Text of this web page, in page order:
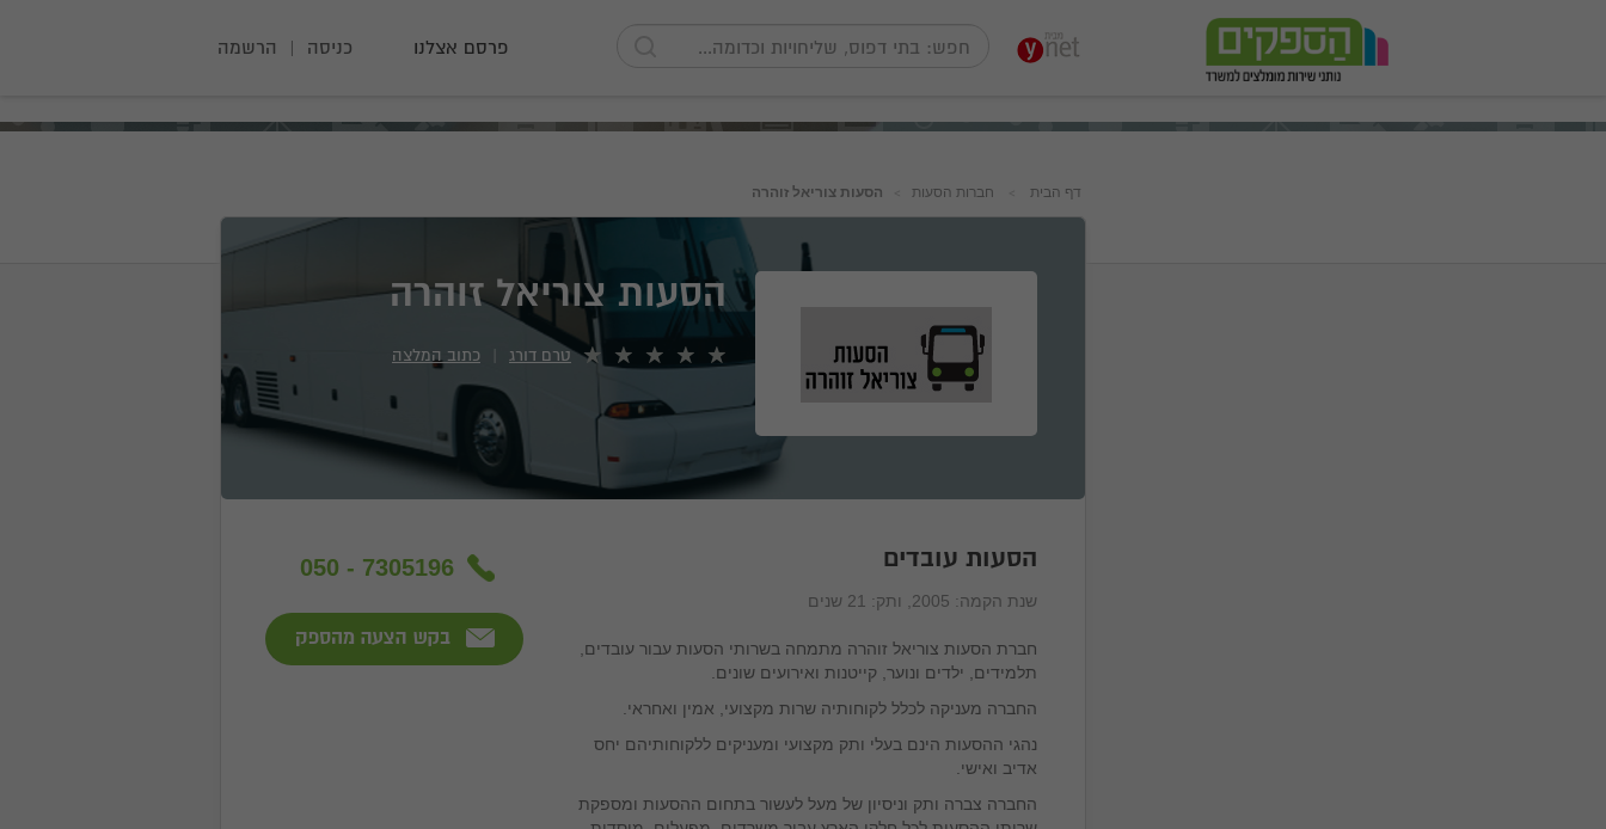
הרשמה | כניסה פרסם אצלנו
דף הבית חברות הסעות הסעות צוריאל זוהרה
הסעות צוריאל זוהרה
טרם דורג כתוב המלצה
הסעות עובדים
שנת הקמה: 2005 , ותק: 21 שנים
חברת הסעות צוריאל זוהרה מתמחה בשרותי הסעות עבור עובדים,
תלמידים, ילדים ונוער, קייטנות ואירועים שונים.
החברה מעניקה לכלל לקוחותיה שרות מקצועי, אמין ואחראי.
נהגי ההסעות הינם בעלי ותק מקצועי ומעניקים ללקוחותיהם יחס
אדיב ואישי.
החברה צברה ותק וניסיון של מעל לעשור בתחום ההסעות ומספקת
050 - 7305196